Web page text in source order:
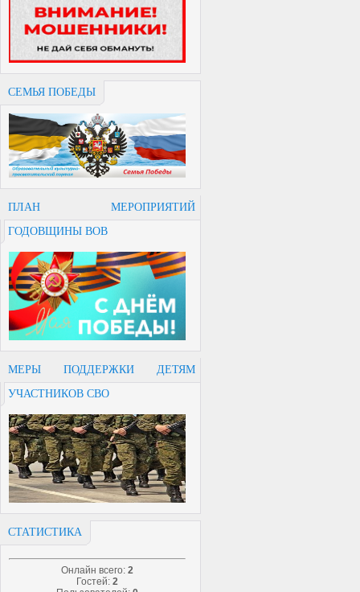
СЕМЬЯ ПОБЕДЫ
ПЛАН МЕРОПРИЯТИЙ
ГОДОВЩИНЫ ВОВ
МЕРЫ ПОДДЕРЖКИ ДЕТЯМ
УЧАСТНИКОВ СВО
СТАТИСТИКА
Онлайн всего: 2
Гостей: 2